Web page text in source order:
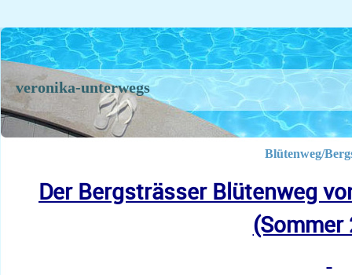
veronika-unterwegs
Blütenweg/
Der Bergsträsser Blütenweg
(Sommer